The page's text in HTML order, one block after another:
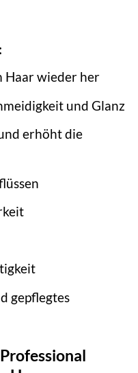
Haar wieder her
und Glanz
erhöht die
gepflegtes